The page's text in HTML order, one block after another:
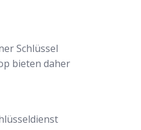
Schlüssel
bieten daher